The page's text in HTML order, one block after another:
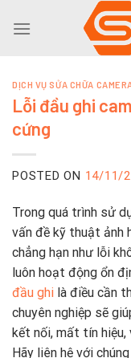
DỊCH VỤ SỬA CHỮA
Lỗi đầu ghi
cứng
POSTED ON 14/11/
Trong quá trình sử
vấn đề kỹ thuật ảnh
chẳng hạn như lỗi
luôn hoạt động ổn
đầu ghi là điều cần
chuyên nghiệp sẽ
kết nối, mất tín
Hãy liên hệ với